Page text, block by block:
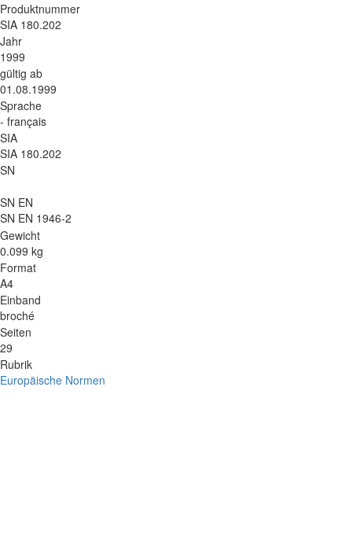
Produktnummer
SIA 180.202
Jahr
1999
gültig ab
01.08.1999
Sprache
- français
SIA
SIA 180.202
SN
SN EN
SN EN 1946-2
Gewicht
0.099 kg
Format
A4
Einband
broché
Seiten
29
Rubrik
Europäische Normen